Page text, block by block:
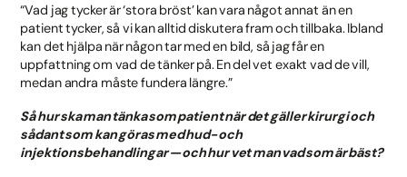
“Vad jag tycker är ‘stora bröst’ kan vara något annat än en
patient tycker, så vi kan alltid diskutera fram och tillbaka. Ibland
kan det hjälpa när någon tar med en bild, så jag får en
uppfattning om vad de tänker på. En del vet exakt vad de vill,
medan andra måste fundera längre.”
Så hur ska man tänka som patient när det gäller kirurgi och
sådant som kan göras med hud- och
injektionsbehandlingar — och hur vet man vad som är bäst?